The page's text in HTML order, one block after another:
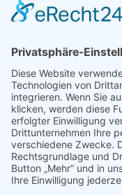
E-Mail: info@tca-ev.de
Sicherheitsfrage*
Was ist die Summe
Abonnieren Sie den
verpassen Sie keine